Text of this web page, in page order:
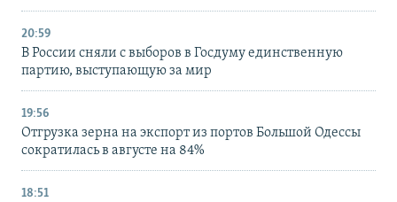
20:59
В России сняли с выборов в Госдуму единственную
партию, выступающую за мир
19:56
Отгрузка зерна на экспорт из портов Большой Одессы
сократилась в августе на 84%
18:51